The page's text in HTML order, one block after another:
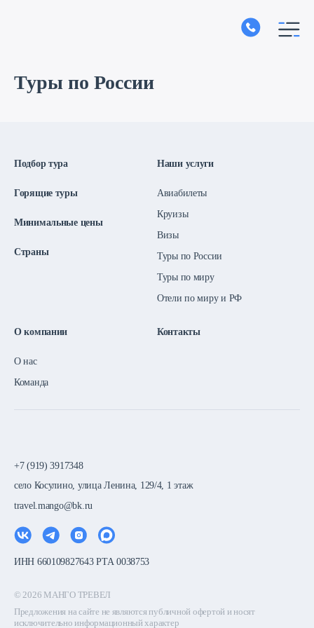
Туры по России
+7 (919) 3917348
село Косулино, улица Ленина, 129/4, 1 этаж
travel.mango@bk.ru
ИНН 660109827643 РТА 0038753
Подбор тура
Горящие туры
Минимальные цены
Страны
Наши услуги
Авиабилеты
Круизы
Визы
Туры по России
Туры по миру
Отели по миру и РФ
О компании
О нас
Команда
Контакты
© 2026 МАНГО ТРЕВЕЛ
Предложения на сайте не являются публичной офертой и носят
исключительно информационный характер